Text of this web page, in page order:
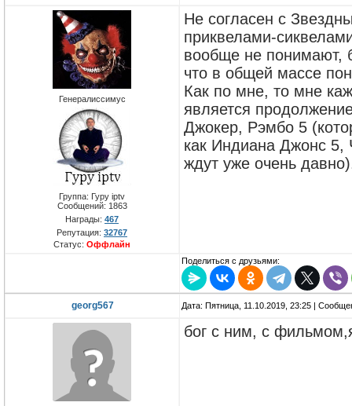
Генералиссимус
Группа: Гуру iptv
Сообщений: 1863
Награды: 467
Репутация: 32767
Статус: Оффлайн
Не согласен с
приквелами-
вообще не понимают,
что в общей массе
Как по мне, то мне
является
Джокер, Рэмбо 5
как Индиана Джонс 5,
ждут уже очень
Поделиться с друзьями:
georg567 Дата: Пятница, 11.10.2019, 23:25 |
бог с ним, с